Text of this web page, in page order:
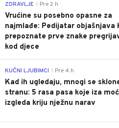
ZDRAVLJE Pre 2 h
Vrućine su posebno opasne za
najmlađe: Pedijatar objašnjava
prepoznate prve znake
kod djece
KUĆNI LJUBIMCI Pre 4 h
Kad ih ugledaju, mnogi se
stranu: 5 rasa pasa koje iza
izgleda kriju nježnu narav